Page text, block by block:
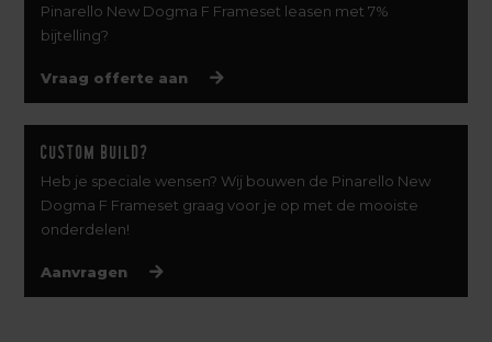
Pinarello New Dogma F Frameset leasen met 7%
bijtelling?
Vraag offerte aan
Custom build?
Heb je speciale wensen? Wij bouwen de Pinarello New
Dogma F Frameset graag voor je op met de mooiste
onderdelen!
Aanvragen